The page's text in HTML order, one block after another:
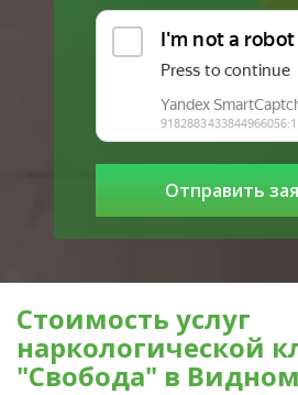
Стоимость услуг
наркологической
"Свобода" в Видном